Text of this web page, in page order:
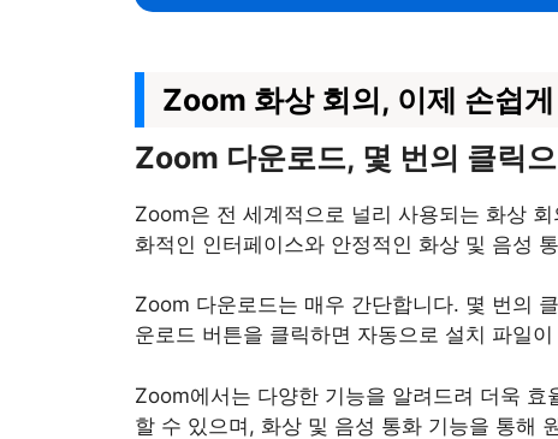
Zoom 화상 회의, 이제 손쉽
Zoom 다운로드, 몇 번의 클릭
Zoom은 전 세계적으로 널리 사용되는 화상
화적인 인터페이스와 안정적인 화상 및 음성
Zoom 다운로드는 매우 간단합니다. 몇 번의
운로드 버튼을 클릭하면 자동으로 설치 파일
Zoom에서는 다양한 기능을 알려드려 더욱 효
할 수 있으며, 화상 및 음성 통화 기능을 통해